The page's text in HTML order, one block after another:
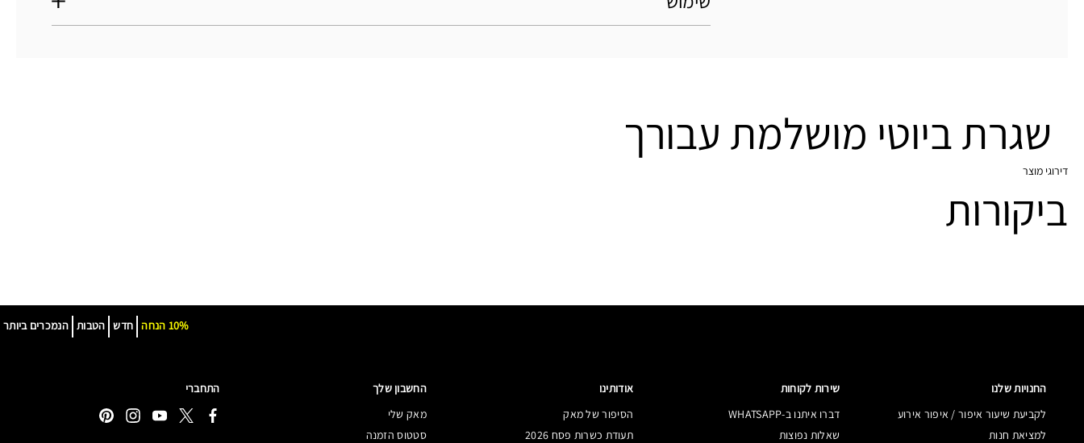
שגרת ביוטי מושלמת עבורך
דירוגי מוצר
ביקורות
הנמכרים ביותר הטבות חדש 10% הנחה
החנויות שלנו
לקביעת שיעור איפור / איפור אירוע
למציאת חנות
שירות לקוחות
דברו איתנו ב-WHATSAPP
שאלות נפוצות
אודותינו
הסיפור של מאק
תעודת כשרות פסח 2026
החשבון שלך
מאק שלי
סטטוס הזמנה
התחברי